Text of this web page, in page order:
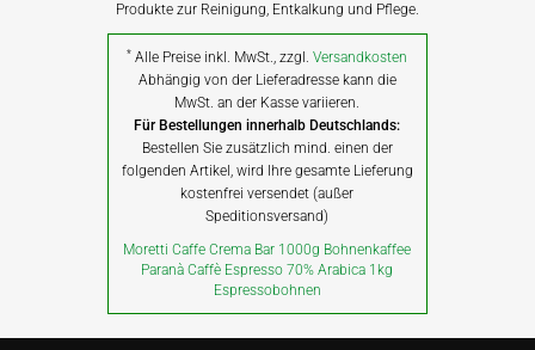
Produkte zur Reinigung, Entkalkung und Pflege.
* Alle Preise inkl. MwSt., zzgl.Versandkosten
Abhängig von der Lieferadresse kann die
MwSt. an der Kasse variieren.
Für Bestellungen innerhalb Deutschlands:
Bestellen Sie zusätzlich mind. einen der
folgenden Artikel, wird Ihre gesamte Lieferung
kostenfrei versendet (außer
Speditionsversand)
Moretti Caffe Crema Bar 1000g Bohnenkaffee
Paranà Caffè Espresso 70% Arabica 1kg
Espressobohnen